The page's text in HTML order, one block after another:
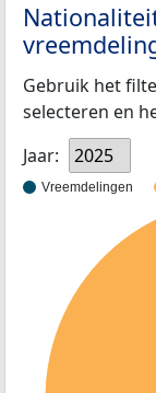
Gebruik het
selecteren en
Jaar:
2025
Vreemdelingen